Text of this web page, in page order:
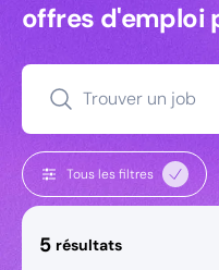
offres d'emploi
Trouver un job
Tous les filtres
5 résultats